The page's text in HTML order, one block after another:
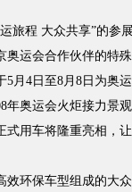
程 大众共享”的参展
奥运会合作伙伴的特
5月4日至8月8日为奥
年奥运会火炬接力景
式用车将隆重亮相，
保车型组成的大众